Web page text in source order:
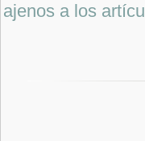
ajenos a los